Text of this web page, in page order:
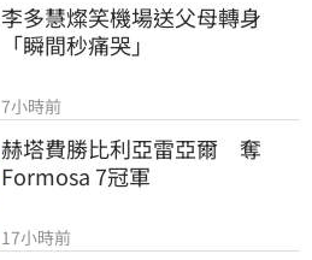
李多慧燦笑機場送父母轉身
「瞬間秒痛哭」
7小時前
赫塔費勝比利亞雷亞爾　奪
Formosa 7冠軍
17小時前